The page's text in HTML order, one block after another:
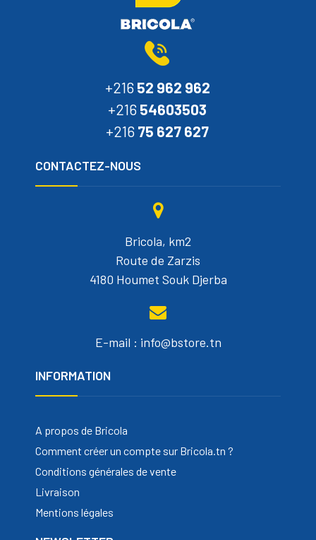
+216 52 962 962
+216 54603503
+216 75 627 627
CONTACTEZ-NOUS
Bricola, km2
Route de Zarzis
4180 Houmet Souk Djerba
E-mail : info@bstore.tn
INFORMATION
A propos de Bricola
Comment créer un compte sur Bricola.tn ?
Conditions générales de vente
Livraison
Mentions légales